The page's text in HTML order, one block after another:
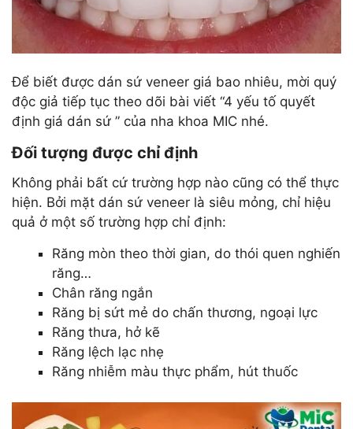
Để biết được dán sứ veneer giá bao nhiêu, mời quý
độc giả tiếp tục theo dõi bài viết “4 yếu tố quyết
định giá dán sứ ” của nha khoa MIC nhé.
Đối tượng được chỉ định
Không phải bất cứ trường hợp nào cũng có thể thực
hiện. Bởi mặt dán sứ veneer là siêu mỏng, chỉ hiệu
quả ở một số trường hợp chỉ định:
Răng mòn theo thời gian, do thói quen nghiến
răng…
Chân răng ngắn
Răng bị sứt mẻ do chấn thương, ngoại lực
Răng thưa, hở kẽ
Răng lệch lạc nhẹ
Răng nhiễm màu thực phẩm, hút thuốc